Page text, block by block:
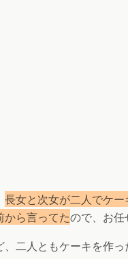
長女と次女が二人でケー
ら言ってたので、お任
二人ともケーキを作っ